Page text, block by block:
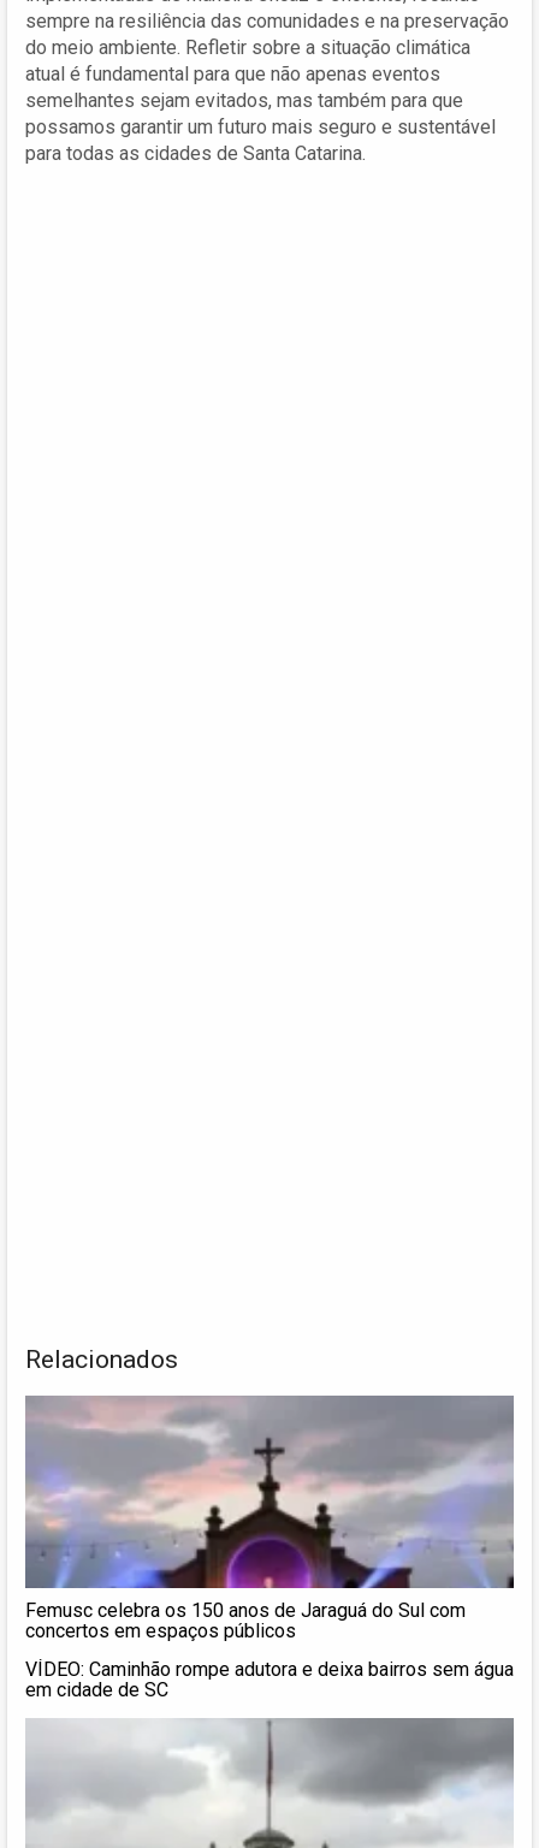
sempre na resiliência das comunidades e na preservação
do meio ambiente. Refletir sobre a situação climática
atual é fundamental para que não apenas eventos
semelhantes sejam evitados, mas também para que
possamos garantir um futuro mais seguro e sustentável
para todas as cidades de Santa Catarina.
Relacionados
Femusc celebra os 150 anos de Jaraguá do Sul com
concertos em espaços públicos
VÍDEO: Caminhão rompe adutora e deixa bairros sem água
em cidade de SC